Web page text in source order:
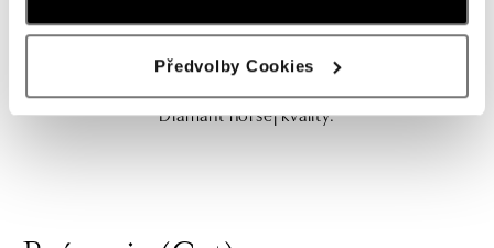
Předvolby Cookies
Diamant prijateľnej kvality.
I1, I2 (P1, P2) - INKLÚZIE
Diamant horšej kvality.